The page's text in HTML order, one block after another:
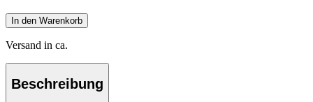
In den Warenkorb
Versand in ca.
Beschreibung